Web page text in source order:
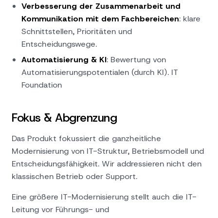
Verbesserung der Zusammenarbeit und
Kommunikation mit dem Fachbereichen: klare
Schnittstellen, Prioritäten und
Entscheidungswege.
Automatisierung & KI: Bewertung von
Automatisierungspotentialen (durch KI). IT
Foundation
Fokus & Abgrenzung
Das Produkt fokussiert die ganzheitliche
Modernisierung von IT-Struktur, Betriebsmodell und
Entscheidungsfähigkeit. Wir addressieren nicht den
klassischen Betrieb oder Support.
Eine größere IT-Modernisierung stellt auch die IT-
Leitung vor Führungs- und